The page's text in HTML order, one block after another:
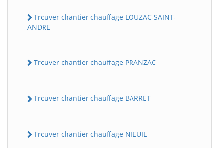
Trouver chantier chauffage LOUZAC-SAINT-
ANDRE
Trouver chantier chauffage PRANZAC
Trouver chantier chauffage BARRET
Trouver chantier chauffage NIEUIL